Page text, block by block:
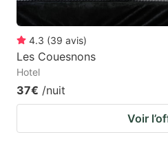
4.3 (39 avis)
Les Couesnons
Hotel
37€ /nuit
Voir